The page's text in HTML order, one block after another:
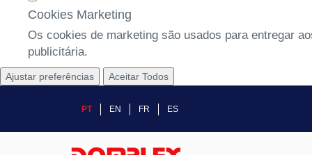
Cookies Marketing
Os cookies de marketing são usados para entregar
publicitária.
Ajustar preferências Aceitar Todos
PT EN FR ES